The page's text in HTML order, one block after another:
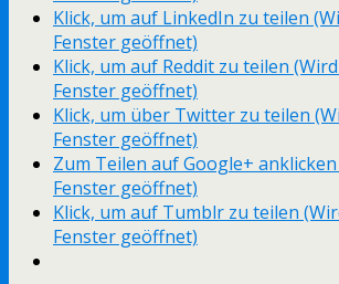
Klick, um auf LinkedIn zu teilen
Fenster geöffnet)
Klick, um auf Reddit zu teilen
Fenster geöffnet)
Klick, um über Twitter zu teilen
Fenster geöffnet)
Zum Teilen auf Google+
Fenster geöffnet)
Klick, um auf Tumblr zu teilen
Fenster geöffnet)